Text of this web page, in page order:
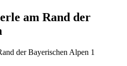
am Rand der